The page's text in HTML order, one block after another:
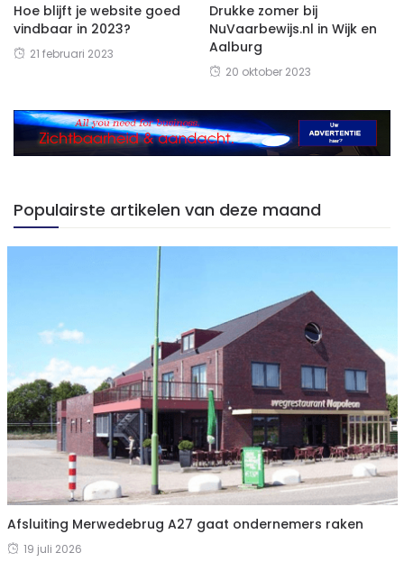
Hoe blijft je website goed
vindbaar in 2023?
21 februari 2023
Drukke zomer bij
NuVaarbewijs.nl in Wijk en
Aalburg
20 oktober 2023
Populairste artikelen van deze maand
Afsluiting Merwedebrug A27 gaat ondernemers raken
19 juli 2026